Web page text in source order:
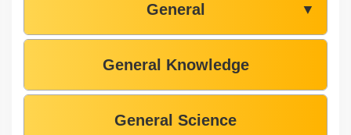
General ▼
General Knowledge
General Science